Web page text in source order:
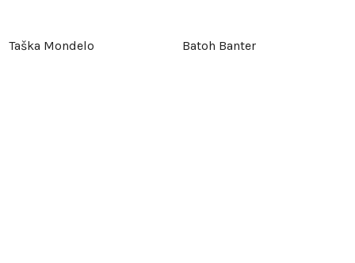
Taška Mondelo Batoh Banter